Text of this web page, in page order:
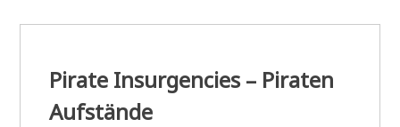
Pirate Insurgencies – Piraten
Aufstände